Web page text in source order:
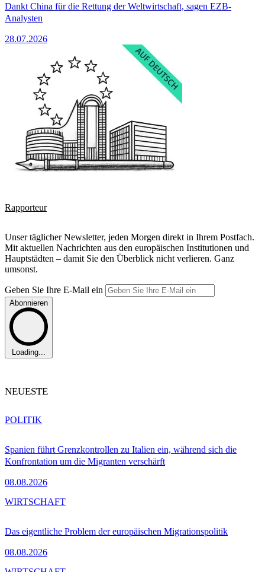
Dankt China für die Rettung der Weltwirtschaft, sagen EZB-
Analysten
28.07.2026
Rapporteur
Unser täglicher Newsletter, jeden Morgen direkt in Ihrem Postfach.
Mit aktuellen Nachrichten aus den europäischen Institutionen und
Hauptstädten – damit Sie den Überblick nicht verlieren. Ganz
umsonst.
Geben Sie Ihre E-Mail ein
Abonnieren
Loading...
NEUESTE
Spanien führt Grenzkontrollen zu Italien ein, während sich die
Konfrontation um die Migranten verschärft
08.08.2026
POLITIK
Das eigentliche Problem der europäischen Migrationspolitik
08.08.2026
WIRTSCHAFT